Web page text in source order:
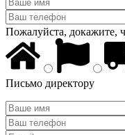
Пожалуйста, докажите,
Письмо директору